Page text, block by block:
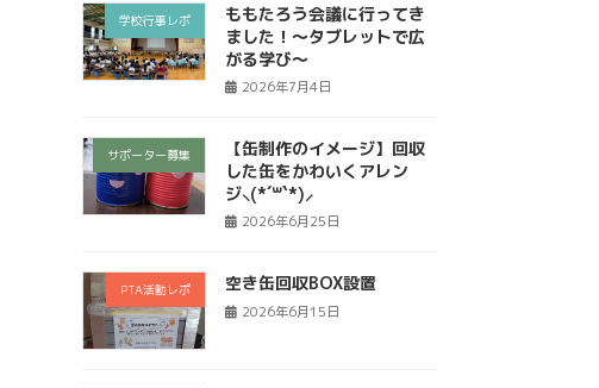
学校行事レポ
ももたろう会議に行ってき
ました！～タブレットで広
がる学び～
2026年7月4日
サポーター募集
【缶制作のイメージ】回収
した缶をかわいくアレン
ジ⸜(*´꒳`*)⸝
2026年6月25日
PTA活動レポ 空き缶回収BOX設置
2026年6月15日